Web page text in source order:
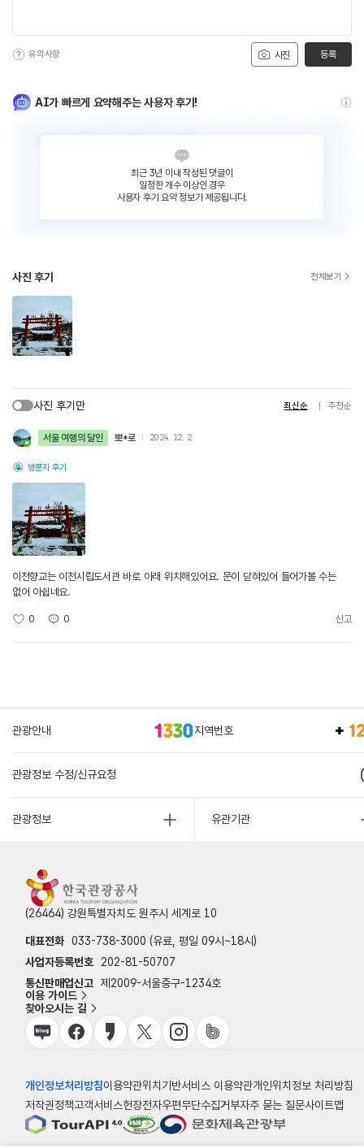
사진
유의사항 등록
AI가 빠르게 요약해주는 사용자 후기!
최근 3년 이내 작성된 댓글이
일정한 개수 이상인 경우
사용자 후기 요약 정보가 제공됩니다.
사진 후기 전체보기
사진 후기만 최신순 추천순
서울 여행의 달인 뽀*로 2024. 12. 2.
방문자 후기
이천향교는 이천시립도서관 바로 아래 위치해있어요. 문이 닫혀있어 들어가볼 수는
없어 아쉽네요.
0 0 신고
관광안내 지역번호
관광정보 수정/신규요청
관광정보 유관기관
(26464) 강원특별자치도 원주시 세계로 10
대표전화 033-738-3000 (유료, 평일 09시~18시)
사업자등록번호
202-81-50707
통신판매업신고 제2009-서울중구-1234호
이용 가이드
찾아오시는 길
개인정보처리방침이용약관위치기반서비스 이용약관개인위치정보 처리방침
저작권정책고객서비스헌장전자우편무단수집거부자주 묻는 질문사이트맵